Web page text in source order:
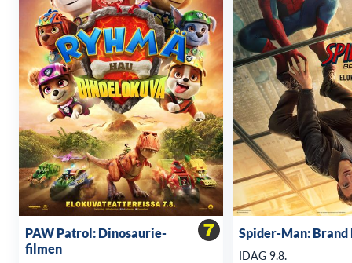
PAW Patrol: Dinosaurie-
filmen
Spider-Man: Brand
IDAG 9.8.